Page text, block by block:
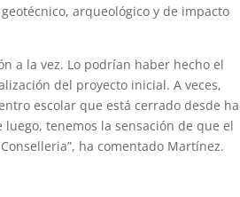
arqueológico y de impacto
a la vez. Lo podrían haber hecho el
del proyecto inicial. A veces,
escolar que está cerrado desde
tenemos la sensación de que el
ha comentado Martínez.